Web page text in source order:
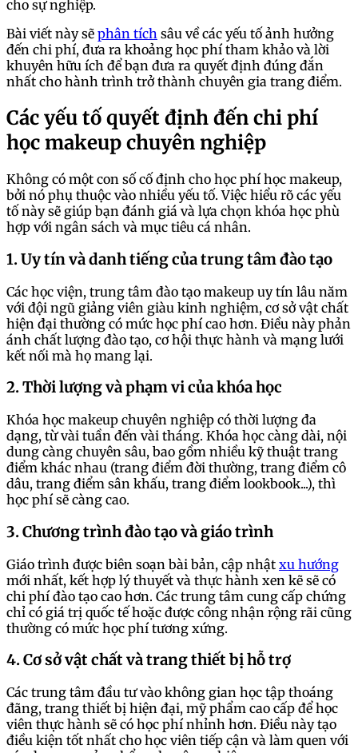
cho sự nghiệp.
Bài viết này sẽ phân tích sâu về các yếu tố ảnh hưởng
đến chi phí, đưa ra khoảng học phí tham khảo và lời
khuyên hữu ích để bạn đưa ra quyết định đúng đắn
nhất cho hành trình trở thành chuyên gia trang điểm.
Các yếu tố quyết định đến chi phí
học makeup chuyên nghiệp
Không có một con số cố định cho học phí học makeup,
bởi nó phụ thuộc vào nhiều yếu tố. Việc hiểu rõ các yếu
tố này sẽ giúp bạn đánh giá và lựa chọn khóa học phù
hợp với ngân sách và mục tiêu cá nhân.
1. Uy tín và danh tiếng của trung tâm đào tạo
Các học viện, trung tâm đào tạo makeup uy tín lâu năm
với đội ngũ giảng viên giàu kinh nghiệm, cơ sở vật chất
hiện đại thường có mức học phí cao hơn. Điều này phản
ánh chất lượng đào tạo, cơ hội thực hành và mạng lưới
kết nối mà họ mang lại.
2. Thời lượng và phạm vi của khóa học
Khóa học makeup chuyên nghiệp có thời lượng đa
dạng, từ vài tuần đến vài tháng. Khóa học càng dài, nội
dung càng chuyên sâu, bao gồm nhiều kỹ thuật trang
điểm khác nhau (trang điểm đời thường, trang điểm cô
dâu, trang điểm sân khấu, trang điểm lookbook...), thì
học phí sẽ càng cao.
3. Chương trình đào tạo và giáo trình
Giáo trình được biên soạn bài bản, cập nhật xu hướng
mới nhất, kết hợp lý thuyết và thực hành xen kẽ sẽ có
chi phí đào tạo cao hơn. Các trung tâm cung cấp chứng
chỉ có giá trị quốc tế hoặc được công nhận rộng rãi cũng
thường có mức học phí tương xứng.
4. Cơ sở vật chất và trang thiết bị hỗ trợ
Các trung tâm đầu tư vào không gian học tập thoáng
đãng, trang thiết bị hiện đại, mỹ phẩm cao cấp để học
viên thực hành sẽ có học phí nhỉnh hơn. Điều này tạo
điều kiện tốt nhất cho học viên tiếp cận và làm quen với